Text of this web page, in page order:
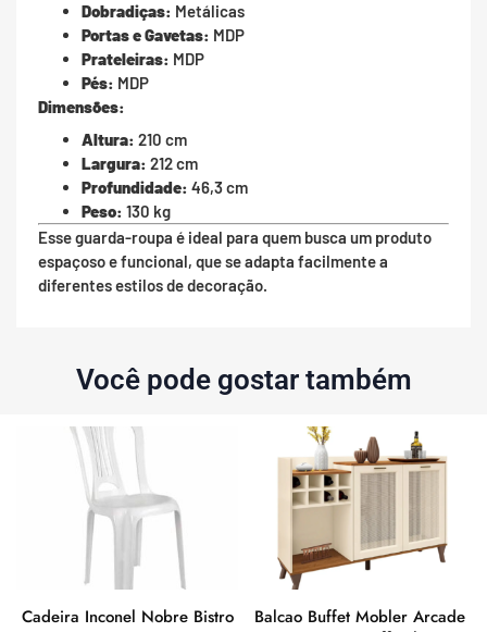
Dobradiças: Metálicas
Portas e Gavetas: MDP
Prateleiras: MDP
Pés: MDP
Dimensões:
Altura: 210 cm
Largura: 212 cm
Profundidade: 46,3 cm
Peso: 130 kg
Esse guarda-roupa é ideal para quem busca um produto
espaçoso e funcional, que se adapta facilmente a
diferentes estilos de decoração.
Você pode gostar também
Cadeira Inconel Nobre Bistro
Balcao Buffet Mobler Arcade